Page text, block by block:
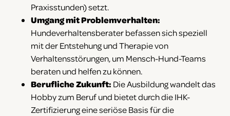
Praxisstunden) setzt.
Umgang mit Problemverhalten:
Hundeverhaltensberater befassen sich speziell
mit der Entstehung und Therapie von
Verhaltensstörungen, um Mensch-Hund-Teams
beraten und helfen zu können.
Berufliche Zukunft: Die Ausbildung wandelt das
Hobby zum Beruf und bietet durch die IHK-
Zertifizierung eine seriöse Basis für die